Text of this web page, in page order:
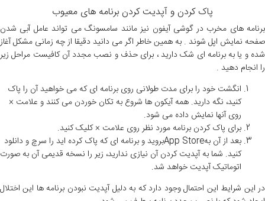
پاک کردن و آپدیت کردن برنامه های معیوب
برنامه های مخرب در گوشی آیفون نیز مانند سامسونگ می تواند عامل آبی شدن
صفحه نمایش اپل شوند . به همین خاطر اگر می دانید دقیقا از چه زمانی مشکل آغاز
شده و یا به برنامه ای شک دارید ، برای حذف و نصب مجدد آن کافیست مراحل زیر
را انجام دهید .
انگشت خود را برای مدت طولانی روی برنامه ای که می خواهید آن را پاک
کنید، نگه دارید. همه آیکون ها شروع به تکان خوردن می کنند و علامت ×
روی آنها نمایش داده می شود.
برای پاک کردن برنامه مورد نظر روی علامت × کلیک کنید.
بعد از آن بهApp Storeبروید و برنامه ای که پاک کرده اید را سرچ و دانلود
کنید. شما به آپدیت کردن آن نیازی ندارید، زیر را نسخه قدیمی آن به صورت
اتوماتیک آپدیت خواهد شد.
در این شرایط این احتمال وجود دارد که به دلیل آپدیت نبودن برنامه ها این اختلال